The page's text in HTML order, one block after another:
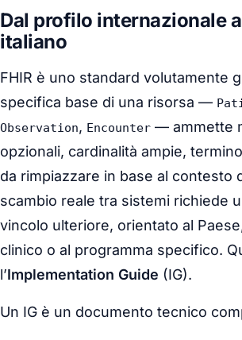
Dal profilo internazionale
italiano
FHIR è uno standard volutamente
specifica base di una risorsa —
Observation, Encounter — ammette
opzionali, cardinalità ampie,
da rimpiazzare in base al contesto
scambio reale tra sistemi richiede
vincolo ulteriore, orientato al
clinico o al programma specifico.
l’Implementation Guide (IG).
Un IG è un documento tecnico